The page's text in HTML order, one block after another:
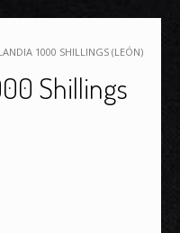
1000 SHILLINGS (LEÓN)
Shillings